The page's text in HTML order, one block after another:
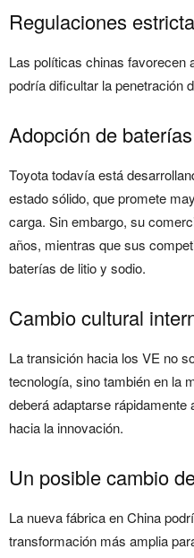
Regulaciones
Las políticas chinas favorecen
podría dificultar la penetración
Adopción de
Toyota todavía está
estado sólido, que promete
carga. Sin embargo, su
años, mientras que sus
baterías de litio y sodio.
Cambio cultural
La transición hacia los VE no
tecnología, sino también en la
deberá adaptarse
hacia la innovación.
Un posible cambio
La nueva fábrica en China
transformación más amplia